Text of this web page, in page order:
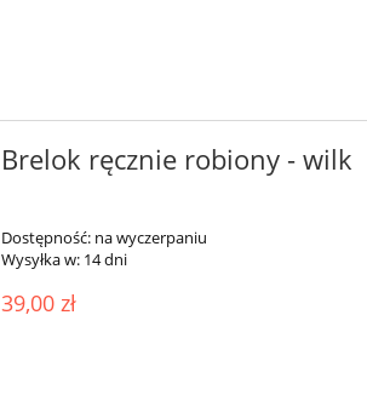
Brelok ręcznie robiony - wilk
Dostępność: na wyczerpaniu
Wysyłka w: 14 dni
39,00 zł